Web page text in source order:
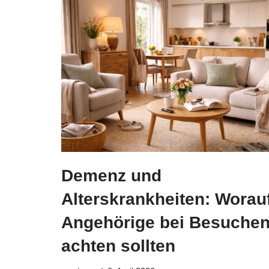
Demenz und
Alterskrankheiten:
Angehörige bei
achten sollten